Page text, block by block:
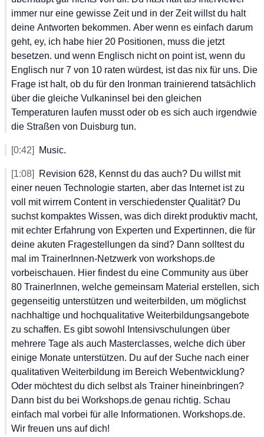
immer nur eine gewisse Zeit und in der Zeit willst du halt
deine Antworten bekommen. Aber wenn es einfach darum
geht, ey, ich habe hier 20 Positionen, muss die jetzt
besetzen. und wenn Englisch nicht on point ist, wenn du
Englisch nur 7 von 10 raten würdest, ist das nix für uns. Die
Frage ist halt, ob du für den Ironman trainierend tatsächlich
über die gleiche Vulkaninsel bei den gleichen
Temperaturen laufen musst oder ob es sich auch irgendwie
die Straßen von Duisburg tun.
[0:42] Music.
[1:08] Revision 628, Kennst du das auch? Du willst mit
einer neuen Technologie starten, aber das Internet ist zu
voll
mit wirrem Content in verschiedenster Qualität? Du
suchst kompaktes Wissen, was dich direkt produktiv macht,
mit echter Erfahrung von Experten und Expertinnen, die für
deine akuten Fragestellungen da sind? Dann solltest du
mal im TrainerInnen-Netzwerk von workshops.de
vorbeischauen. Hier findest du eine Community aus über
80 TrainerInnen, welche gemeinsam Material erstellen, sich
gegenseitig unterstützen und weiterbilden, um möglichst
nachhaltige und hochqualitative Weiterbildungsangebote
zu schaffen. Es gibt sowohl Intensivschulungen über
mehrere Tage als auch Masterclasses, welche dich über
einige Monate unterstützen. Du auf der Suche nach einer
qualitativen Weiterbildung im Bereich Webentwicklung?
Oder möchtest du dich selbst als Trainer hineinbringen?
Dann bist du bei Workshops.de genau richtig. Schau
einfach mal vorbei für alle Informationen. Workshops.de.
Wir freuen uns auf dich!